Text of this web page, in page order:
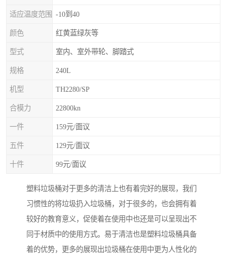
适应温度范围 -10到40
颜色 红黄蓝绿灰等
型式 室内、室外带轮、脚踏式
规格 240L
机型 TH2280/SP
合模力 22800kn
一件 159元/面议
五件 129元/面议
十件 99元/面议
塑料垃圾桶对于更多的清洁上也有着完好的展现，我们
习惯性的将垃圾扔入垃圾桶，对于很多的，也会拥有着
较好的教育意义，促使着在使用中也还是可以呈现出不
同于材质中的使用方式。易于清洁也是塑料垃圾桶具备
着的优势，更多的展现出垃圾桶在使用中更为人性化的